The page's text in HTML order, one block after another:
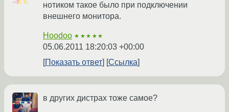
нотиком такое было при подключении
внешнего монитора.
Hoodoo ★★★★★
05.06.2011 18:20:03 +00:00
Показать ответ
Ссылка
в других дистрах тоже самое?